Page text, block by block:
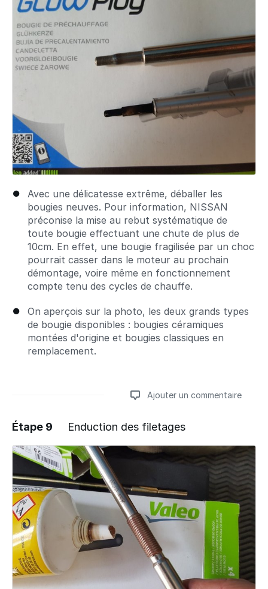
Avec une délicatesse extrême, déballer les
bougies neuves. Pour information, NISSAN
préconise la mise au rebut systématique de
toute bougie effectuant une chute de plus de
10cm. En effet, une bougie fragilisée par un choc
pourrait casser dans le moteur au prochain
démontage, voire même en fonctionnement
compte tenu des cycles de chauffe.
On aperçois sur la photo, les deux grands types
de bougie disponibles : bougies céramiques
montées d'origine et bougies classiques en
remplacement.
Ajouter un commentaire
Ajouter un commentaire
Étape 9 Enduction des filetages